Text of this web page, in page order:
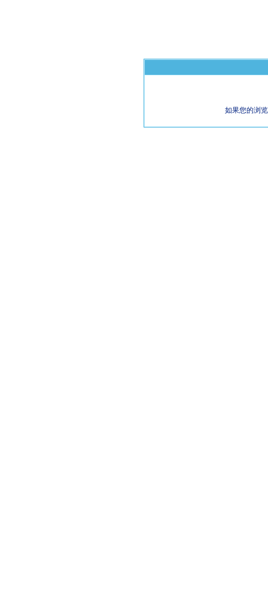
如果您的浏